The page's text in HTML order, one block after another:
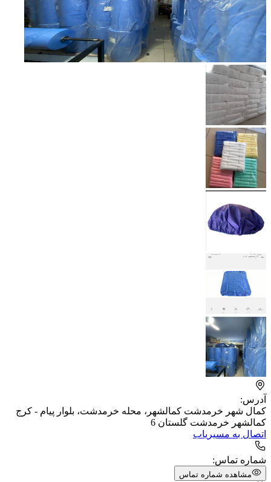
آدرس:
کمال شهر خرمدشت کمالشهر، محله خرمدشت، بلوار پیام - کرج
کمالشهر خرمدشت گلستان 6
اتصال به مسیریاب
شماره تماس:
مشاهده شماره تماس